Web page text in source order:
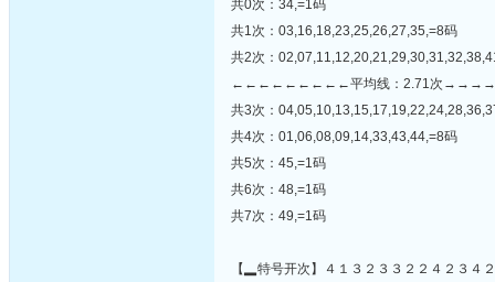
共0次：34,=1码
共1次：03,16,18,23,25,26,27,35,=8码
共2次：
←←←←←←←←←平均线：2.71次
共3次：
共4次：01,06,08,09,14,33,43,44,=8码
共5次：45,=1码
共6次：48,=1码
共7次：49,=1码
【▂特号开次】４１３２３３２２４２３４